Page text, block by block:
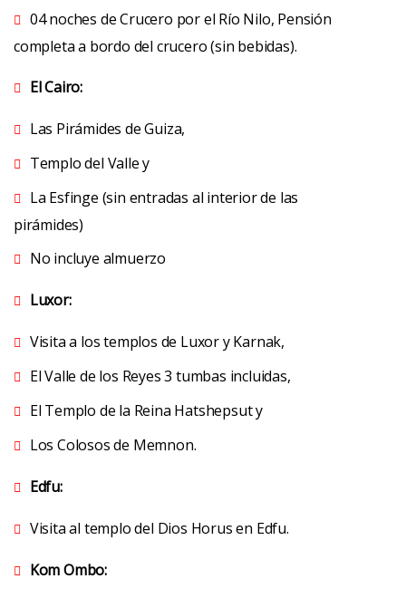
04 noches de Crucero por el Río Nilo, Pensión
completa a bordo del crucero (sin bebidas).
El Cairo:
Las Pirámides de Guiza,
Templo del Valle y
La Esfinge (sin entradas al interior de las
pirámides)
No incluye almuerzo
Luxor:
Visita a los templos de Luxor y Karnak,
El Valle de los Reyes 3 tumbas incluidas,
El Templo de la Reina Hatshepsut y
Los Colosos de Memnon.
Edfu:
Visita al templo del Dios Horus en Edfu.
Kom Ombo: